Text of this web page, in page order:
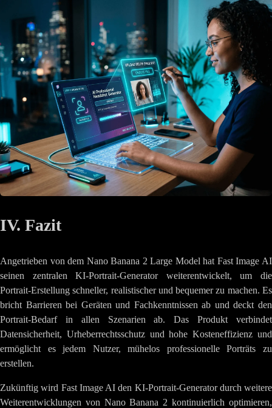
IV. Fazit
Angetrieben von dem Nano Banana 2 Large Model hat Fast Image AI
seinen zentralen KI-Portrait-Generator weiterentwickelt, um die
Portrait-Erstellung schneller, realistischer und bequemer zu machen. Es
bricht Barrieren bei Geräten und Fachkenntnissen ab und deckt den
Portrait-Bedarf in allen Szenarien ab. Das Produkt verbindet
Datensicherheit, Urheberrechtsschutz und hohe Kosteneffizienz und
ermöglicht es jedem Nutzer, mühelos professionelle Porträts zu
erstellen.
Zukünftig wird Fast Image AI den KI-Portrait-Generator durch weitere
Weiterentwicklungen von Nano Banana 2 kontinuierlich optimieren,